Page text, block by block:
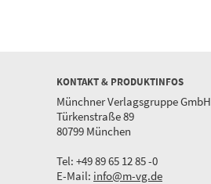
KONTAKT & PRODUKTINFOS
Münchner Verlagsgruppe GmbH
Türkenstraße 89
80799 München
Tel: +49 89 65 12 85 -0
E-Mail: info@m-vg.de